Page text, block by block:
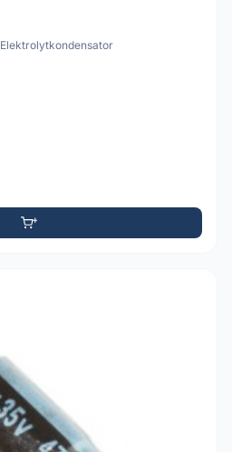
Jamicon TKR471M1HG20M Elektrolytkondensator